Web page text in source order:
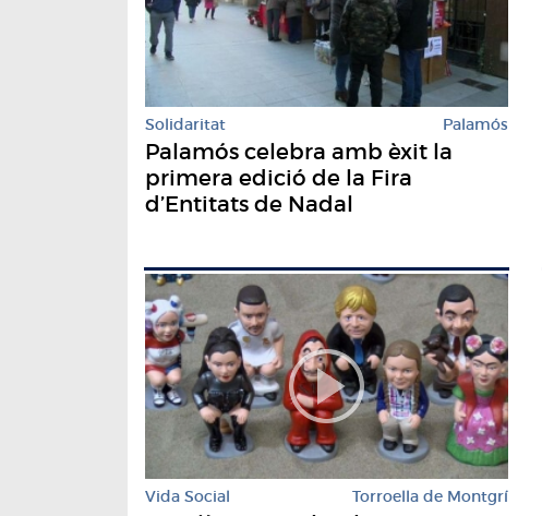
Solidaritat Palamós
Palamós celebra amb èxit la
primera edició de la Fira
d’Entitats de Nadal
Vida Social Torroella de Montgrí